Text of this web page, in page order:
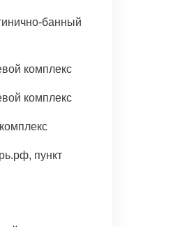
банный
комплекс
комплекс
пункт